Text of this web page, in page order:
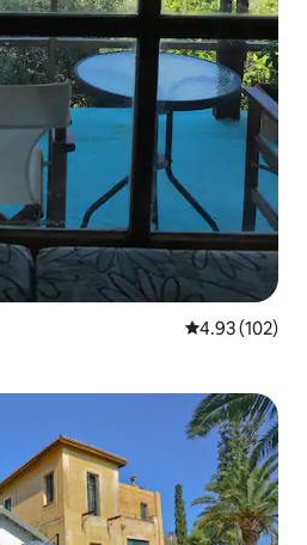
平均评分 4.93
4.93 (102)